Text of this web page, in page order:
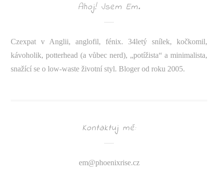
Ahoj! Jsem Em.
Czexpat v Anglii, anglofil, fénix. 34letý snílek, kočkomil,
kávoholik, potterhead (a vůbec nerd), „potížista“ a minimalista,
snažící se o low-waste životní styl. Bloger od roku 2005.
Kontaktuj mě:
em@phoenixrise.cz